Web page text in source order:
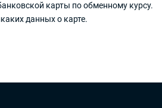
карты по обменному курсу.
данных о карте.